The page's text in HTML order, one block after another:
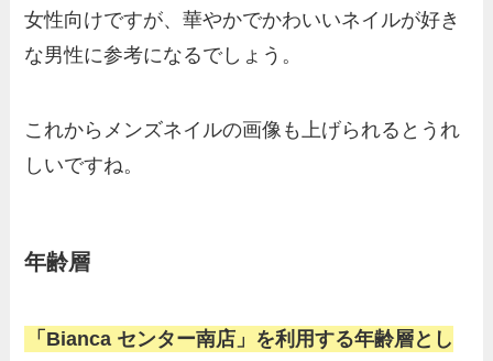
女性向けですが、華やかでかわいいネイルが好き
な男性に参考になるでしょう。
これからメンズネイルの画像も上げられるとうれ
しいですね。
年齢層
「Bianca センター南店」を利用する年齢層とし